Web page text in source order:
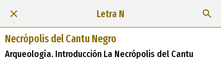
Letra N
Necrópolis del Cantu Negro
Arqueología. Introducción La Necrópolis del Cantu